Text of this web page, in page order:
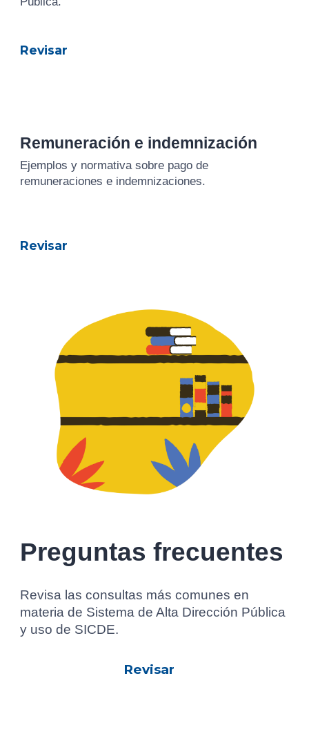
Revisar
Remuneración e indemnización
Ejemplos y normativa sobre pago de
remuneraciones e indemnizaciones.
Revisar
Preguntas frecuentes
Revisa las consultas más comunes en
materia de Sistema de Alta Dirección Pública
y uso de SICDE.
Revisar